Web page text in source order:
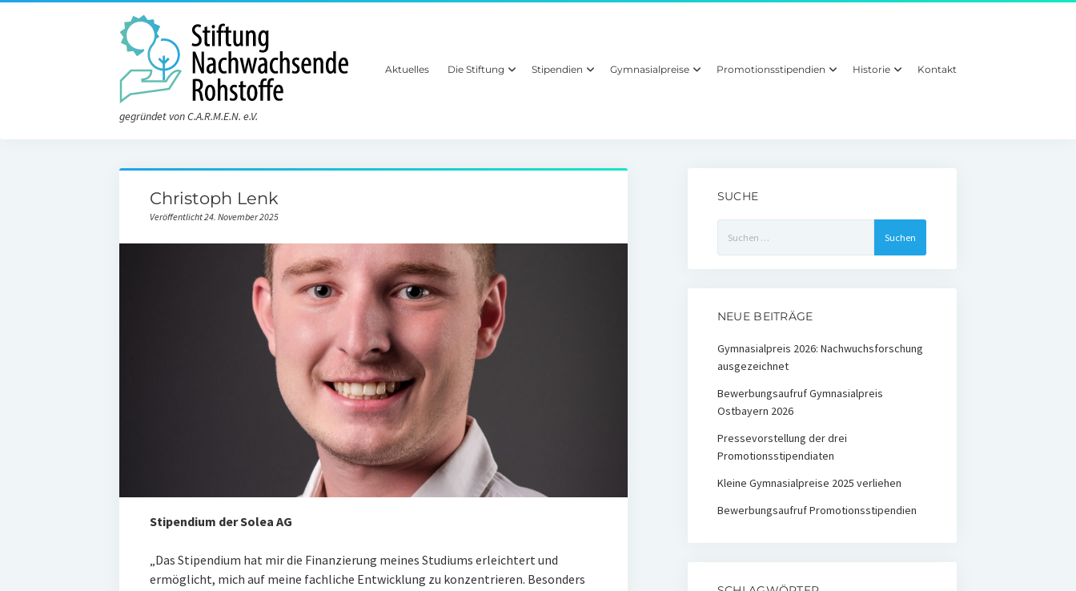
gegründet von C.A.R.M.E.N. e.V.
Aktuelles Die Stiftung Stipendien Gymnasialpreise Promotionsstipendien Historie Kontakt
Christoph Lenk
Veröffentlicht 24. November 2025
Stipendium der Solea AG
„Das Stipendium hat mir die Finanzierung meines Studiums erleichtert und
ermöglicht, mich auf meine fachliche Entwicklung zu konzentrieren. Besonders
SUCHE
nach:
NEUE BEITRÄGE
Gymnasialpreis 2026: Nachwuchsforschung
ausgezeichnet
Bewerbungsaufruf Gymnasialpreis
Ostbayern 2026
Pressevorstellung der drei
Promotionsstipendiaten
Kleine Gymnasialpreise 2025 verliehen
Bewerbungsaufruf Promotionsstipendien